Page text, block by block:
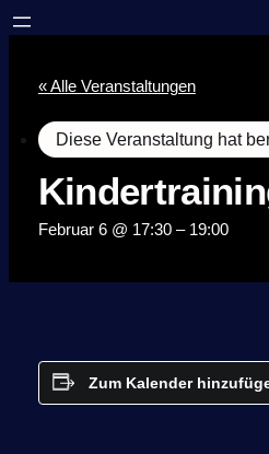
« Alle Veranstaltungen
Diese Veranstaltung hat
Februar 6 @ 17:30– 19:00
Zum Kalender